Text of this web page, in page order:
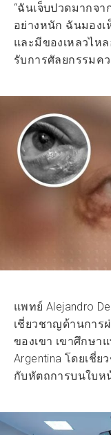
“ฉันเจ็บปวดมากจ
อย่างหนัก ฉันมอง
และมีของเหลวไหล
รับการศัลยกรรมค
แพทย์ Alejandro
เชี่ยวชาญด้านการ
ของเขา เขาศึกษา
Argentina โดยเชี่
กับหัตถการบนใบห